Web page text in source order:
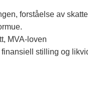
forståelse av
MVA-loven
stilling og